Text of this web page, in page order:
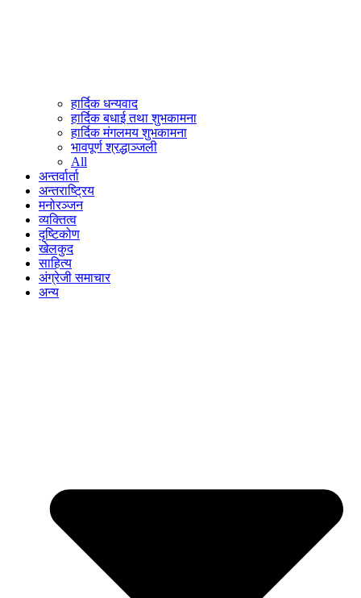
हार्दिक धन्यवाद
हार्दिक बधाई तथा शुभकामना
हार्दिक मंगलमय शुभकामना
भावपूर्ण श्रद्धाञ्जली
All
अन्तर्वार्ता
अन्तराष्ट्रिय
मनोरञ्जन
व्यक्तित्व
दृष्टिकोण
खेलकुद
साहित्य
अंग्रेजी समाचार
अन्य